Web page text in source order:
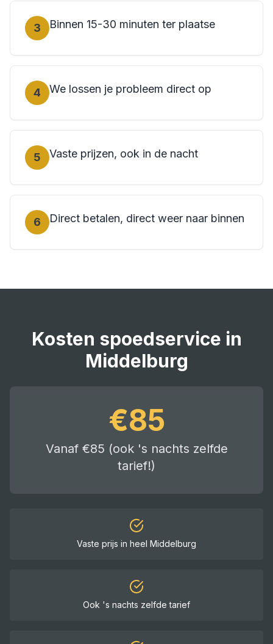
3 Binnen 15-30 minuten ter plaatse
4 We lossen je probleem direct op
5 Vaste prijzen, ook in de nacht
6 Direct betalen, direct weer naar binnen
Kosten spoedservice in
Middelburg
€85
Vanaf €85 (ook 's nachts zelfde
tarief!)
Vaste prijs in heel Middelburg
Ook 's nachts zelfde tarief